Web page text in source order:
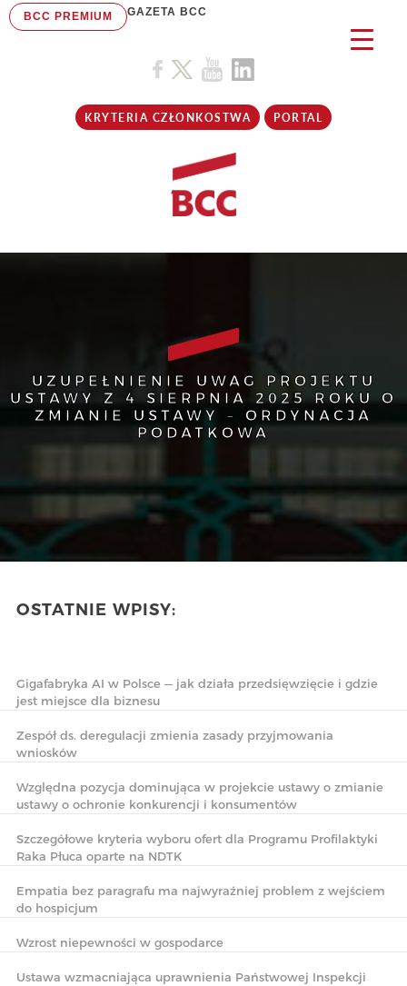
BCC PREMIUM GAZETA BCC
KRYTERIA CZŁONKOSTWA PORTAL
UZUPEŁNIENIE UWAG PROJEKTU
USTAWY Z 4 SIERPNIA 2025 ROKU O
ZMIANIE USTAWY – ORDYNACJA
PODATKOWA
OSTATNIE WPISY:
Gigafabryka AI w Polsce — jak działa przedsięwzięcie i gdzie
jest miejsce dla biznesu
Zespół ds. deregulacji zmienia zasady przyjmowania
wniosków
Względna pozycja dominująca w projekcie ustawy o zmianie
ustawy o ochronie konkurencji i konsumentów
Szczegółowe kryteria wyboru ofert dla Programu Profilaktyki
Raka Płuca oparte na NDTK
Empatia bez paragrafu ma najwyraźniej problem z wejściem
do hospicjum
Wzrost niepewności w gospodarce
Ustawa wzmacniająca uprawnienia Państwowej Inspekcji